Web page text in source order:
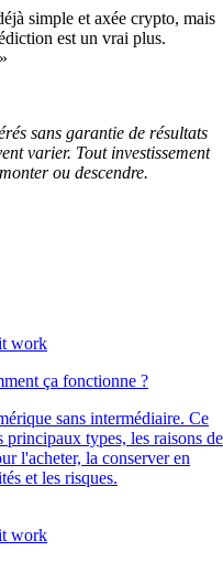
simple et axée crypto, mais
est un vrai plus.
sans garantie de résultats
varier. Tout investissement
ou descendre.
ça fonctionne ?
sans intermédiaire. Ce
types, les raisons de
l'acheter, la conserver en
et les risques.